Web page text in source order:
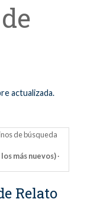
actualizada.
de búsqueda
más nuevos) ·
Relato